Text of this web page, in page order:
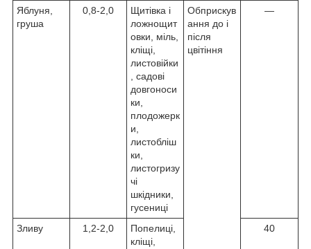
Яблуня,
груша
0,8-2,0
Щитівка і
ложнощит
овки, міль,
кліщі,
листовійки
, садові
довгоноси
ки,
плодожерк
и,
листобліш
ки,
листогризу
чі
шкідники,
гусениці
Обприскув
ання до і
після
цвітіння
—
Зливу 1,2-2,0
Попелиці,
кліщі,
40